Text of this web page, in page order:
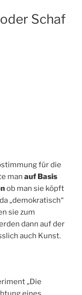
Schaf
für die
man auf Basis
ob man sie köpft
„demokratisch“
sie zum
dann auf der
auch Kunst.
„Die